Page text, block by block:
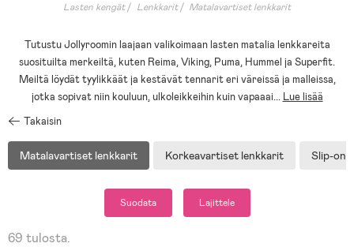
Lasten kengät Lenkkarit Matalavartiset lenkkarit
Tutustu Jollyroomin laajaan valikoimaan lasten matalia lenkkareita
suosituilta merkeiltä, kuten Reima, Viking, Puma, Hummel ja Superfit.
Meiltä löydät tyylikkäät ja kestävät tennarit eri väreissä ja malleissa,
jotka sopivat niin kouluun, ulkoleikkeihin kuin vapaaai... Lue lisää
Takaisin
Matalavartiset lenkkarit Korkeavartiset lenkkarit Slip-on-
Suodata Lajittele
69 tulosta.